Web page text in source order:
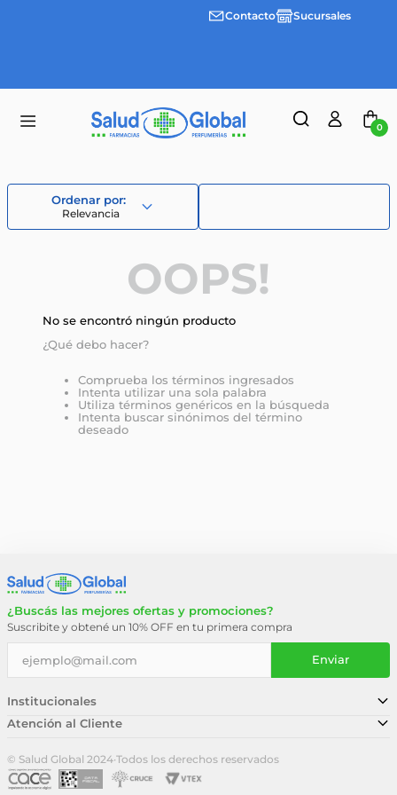
Envíos
Contacto Sucursales
0
Relevancia
OOPS!
No se encontró ningún producto
¿Qué debo hacer?
Comprueba los términos ingresados
Intenta utilizar una sola palabra
Utiliza términos genéricos en la búsqueda
Intenta buscar sinónimos del término
deseado
¿Buscás las mejores ofertas y promociones?
Suscribite y obtené un 10% OFF en tu primera compra
Enviar
Institucionales
Conocé nuestra historia
Trabajá con nosotros
Atención al Cliente
© Salud Global 2024·Todos los derechos reservados